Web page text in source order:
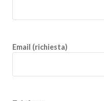
Email (richiesta)